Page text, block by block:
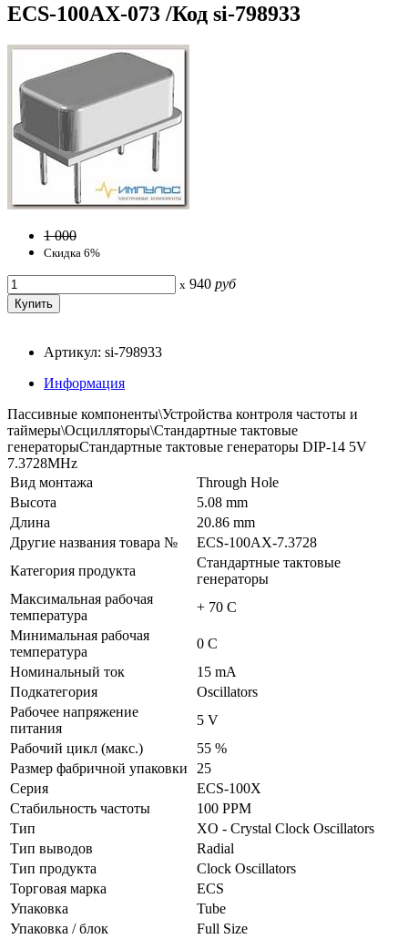
ECS-100AX-073 /Код si-798933
1 000
Скидка 6%
x 940 руб
Артикул: si-798933
Информация
Пассивные компоненты\Устройства контроля частоты и
таймеры\Осцилляторы\Стандартные тактовые
генераторыСтандартные тактовые генераторы DIP-14 5V
7.3728MHz
Вид монтажа
Through Hole
Высота
5.08 mm
Длина
20.86 mm
Другие названия товара №
ECS-100AX-7.3728
Категория продукта
Стандартные тактовые
генераторы
Максимальная рабочая
температура
+ 70 C
Минимальная рабочая
температура
0 C
Номинальный ток
15 mA
Подкатегория
Oscillators
Рабочее напряжение
питания
5 V
Рабочий цикл (макс.)
55 %
Размер фабричной упаковки
25
Серия
ECS-100X
Стабильность частоты
100 PPM
Тип
XO - Crystal Clock Oscillators
Тип выводов
Radial
Тип продукта
Clock Oscillators
Торговая марка
ECS
Упаковка
Tube
Упаковка / блок
Full Size